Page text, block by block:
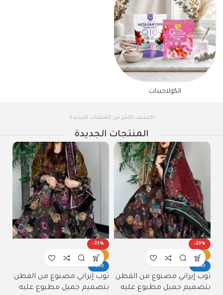
الكولاجينات
اكتشف الكثير من المنتجات الجديدة
المنتجات الجديدة
-23%
ساخن
جديد
ثوب إيراني مصنوع من القطن
بتصميم جميل مطبوع عليه
-23%
ساخن
جديد
ثوب مصنوع من القطن
بتصميم جميل مطبوع عليه